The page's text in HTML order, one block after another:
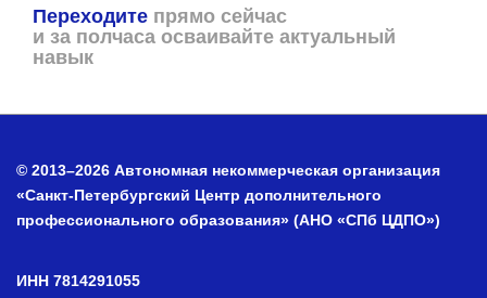
Переходите прямо сейчас
и за полчаса осваивайте актуальный
навык
© 2013–2026 Автономная некоммерческая организация
«Санкт-Петербургский Центр дополнительного
профессионального образования» (АНО «СПб ЦДПО»)
ИНН 7814291055